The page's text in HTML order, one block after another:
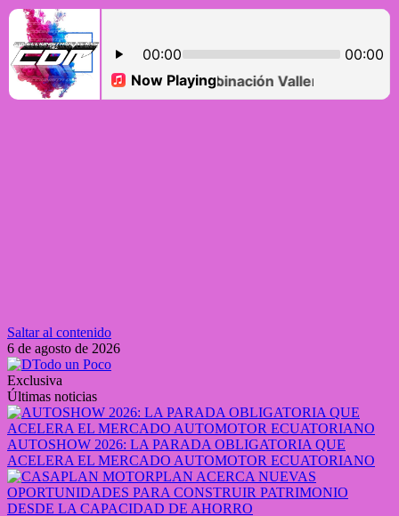
Saltar al contenido
6 de agosto de 2026
Exclusiva
Últimas noticias
AUTOSHOW 2026: LA PARADA OBLIGATORIA QUE
ACELERA EL MERCADO AUTOMOTOR ECUATORIANO